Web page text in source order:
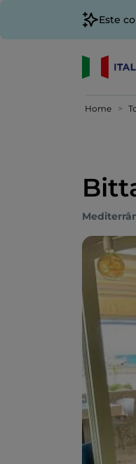
Este
Home